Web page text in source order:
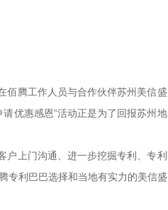
佰腾工作人员与合作伙伴苏州美信盛
优惠感恩”活动正是为了回报苏州地
户上门沟通、进一步挖掘专利、专利
专利巴巴选择和当地有实力的美信盛